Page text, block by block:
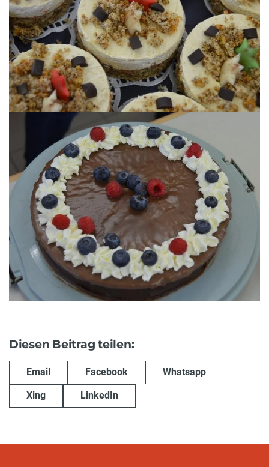
Diesen Beitrag teilen:
Email Facebook Whatsapp
Xing LinkedIn